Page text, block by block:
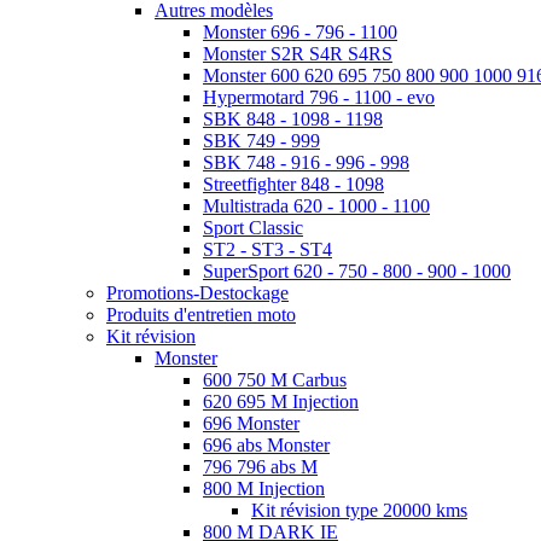
Autres modèles
Monster 696 - 796 - 1100
Monster S2R S4R S4RS
Monster 600 620 695 750 800 900 1000
Hypermotard 796 - 1100 - evo
SBK 848 - 1098 - 1198
SBK 749 - 999
SBK 748 - 916 - 996 - 998
Streetfighter 848 - 1098
Multistrada 620 - 1000 - 1100
Sport Classic
ST2 - ST3 - ST4
SuperSport 620 - 750 - 800 - 900 - 1000
Promotions-Destockage
Produits d'entretien moto
Kit révision
Monster
600 750 M Carbus
620 695 M Injection
696 Monster
696 abs Monster
796 796 abs M
800 M Injection
Kit révision type 20000 kms
800 M DARK IE